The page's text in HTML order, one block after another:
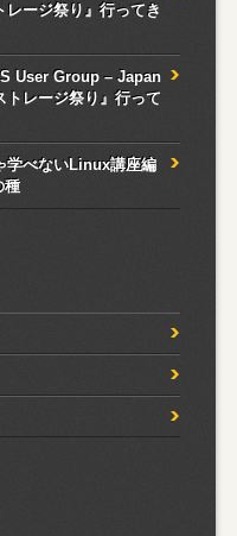
ージ祭り』行ってき
User Group – Japan
レージ祭り』行って
学べないLinux講座編
種